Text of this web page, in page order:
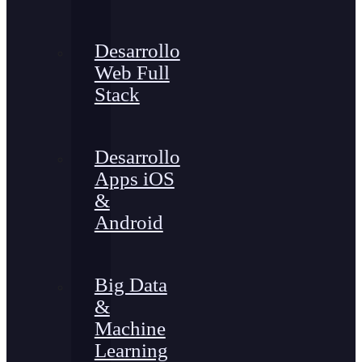
Desarrollo
Web Full
Stack
Desarrollo
Apps iOS
&
Android
Big Data
&
Machine
Learning